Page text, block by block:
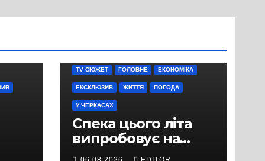
TV СЮЖЕТ ГОЛОВНЕ ЕКОНОМІКА
ЕКСКЛЮЗИВ ЖИТТЯ ПОГОДА
У ЧЕРКАСАХ
Спека цього літа
випробовує на
міцність не лише